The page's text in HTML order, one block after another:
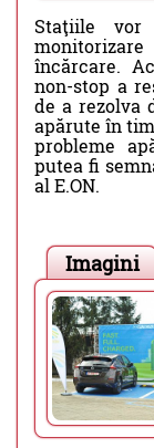
Staţiile
încărcare.
non-stop a
de a rezolva
apărute în
probleme
putea fi
al E.ON.
Imagini